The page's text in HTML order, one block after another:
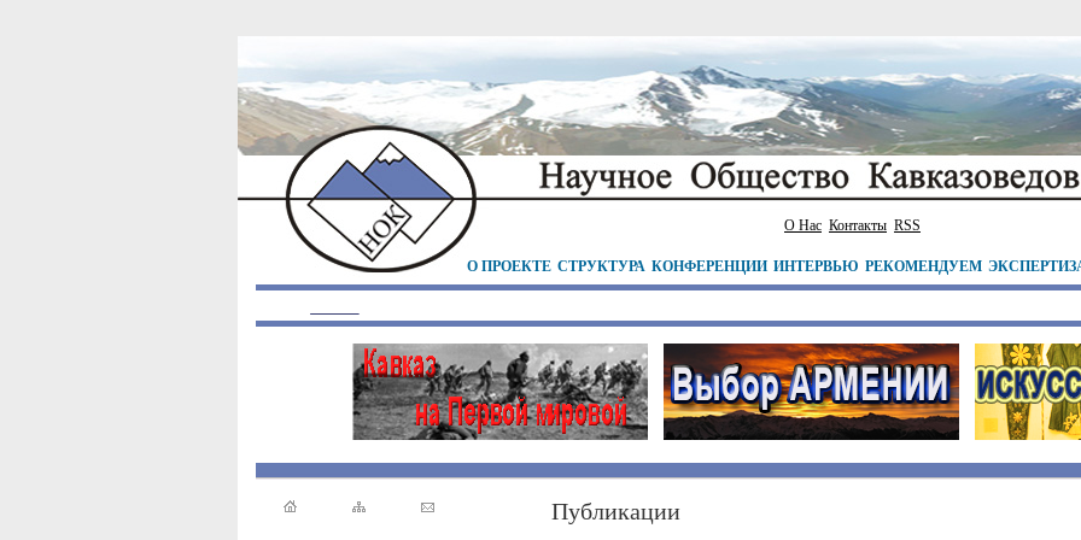
О Нас Контакты RSS
О ПРОЕКТЕ СТРУКТУРА КОНФЕРЕНЦИИ ИНТЕРВЬЮ РЕКОМЕНДУЕМ
Публикации